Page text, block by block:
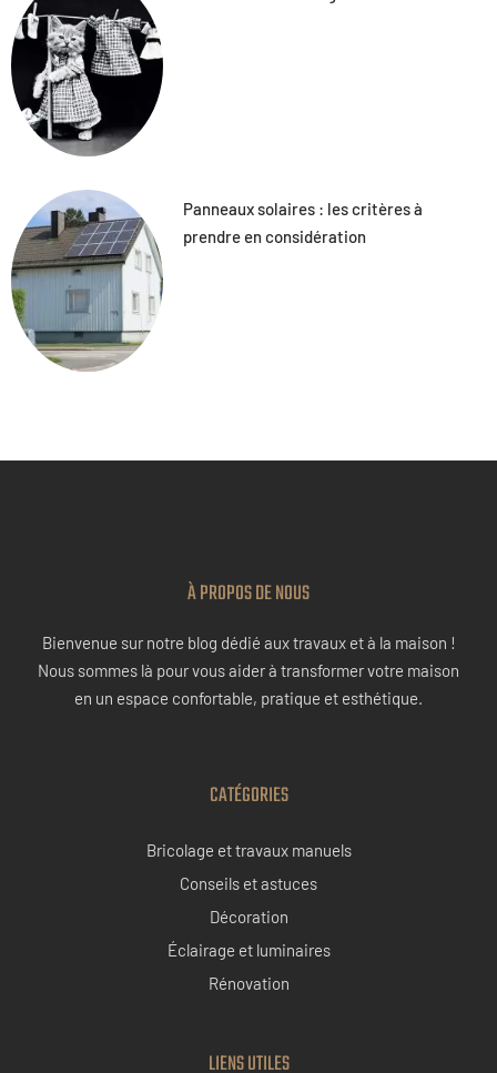
Panneaux solaires : les critères à
prendre en considération
À PROPOS DE NOUS
Bienvenue sur notre blog dédié aux travaux et à la maison !
Nous sommes là pour vous aider à transformer votre maison
en un espace confortable, pratique et esthétique.
CATÉGORIES
Bricolage et travaux manuels
Conseils et astuces
Décoration
Éclairage et luminaires
Rénovation
LIENS UTILES